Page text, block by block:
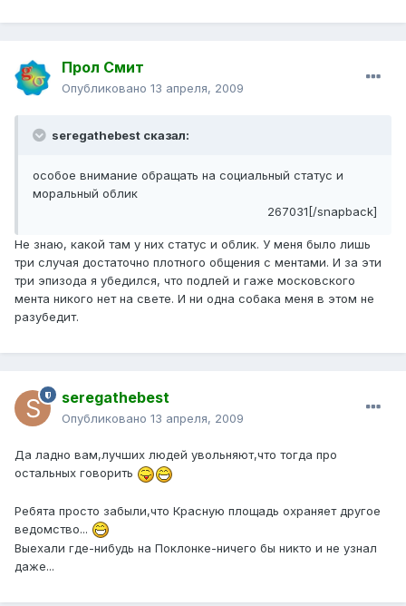
Прол Смит
Опубликовано 13 апреля, 2009
seregathebest сказал:
особое внимание обращать на социальный статус и
моральный облик
267031[/snapback]
Не знаю, какой там у них статус и облик. У меня было лишь
три случая достаточно плотного общения с ментами. И за эти
три эпизода я убедился, что подлей и гаже московского
мента никого нет на свете. И ни одна собака меня в этом не
разубедит.
seregathebest
Опубликовано 13 апреля, 2009
Да ладно вам,лучших людей увольняют,что тогда про
остальных говорить
Ребята просто забыли,что Красную площадь охраняет другое
ведомство...
Выехали где-нибудь на Поклонке-ничего бы никто и не узнал
даже...